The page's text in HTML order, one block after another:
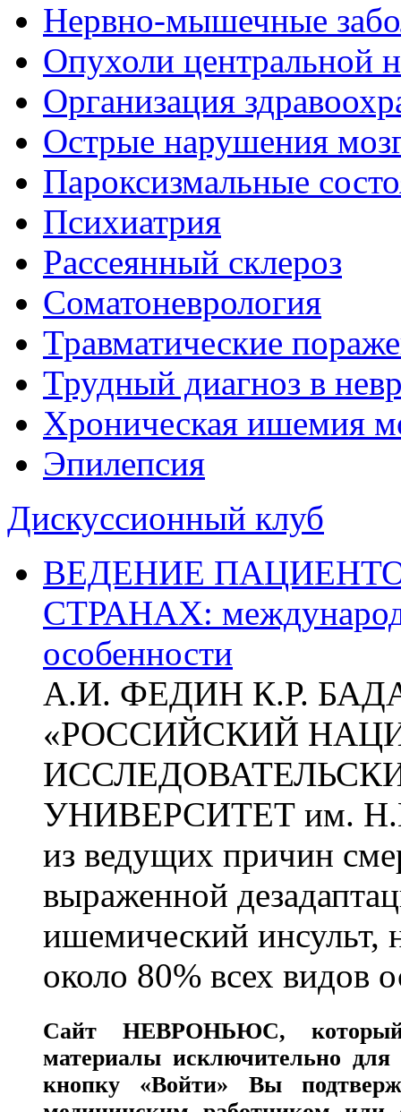
Нервно-мышечные
Опухоли центральной
Организация
Острые нарушения
Пароксизмальные
Психиатрия
Рассеянный склероз
Соматоневрология
Травматические
Трудный диагноз в
Хроническая ишемия
Эпилепсия
Дискуссионный клуб
ВЕДЕНИЕ
СТРАНАХ:
особенности
А.И. ФЕДИН К.Р.
«РОССИЙСКИЙ
УНИВЕРСИТЕТ им.
из ведущих причин
выраженной
ишемический инсульт,
около 80% всех видов
СайтНЕВРОНЬЮС,
материалы исключительно для
кнопку «Войти» Вы